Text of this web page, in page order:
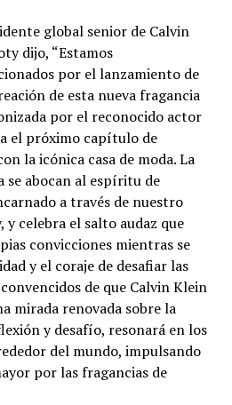
global senior de Calvin
dijo, “Estamos
por el lanzamiento de
de esta nueva fragancia
por el reconocido actor
el próximo capítulo de
la icónica casa de moda. La
se abocan al espíritu de
a través de nuestro
celebra el salto audaz que
convicciones mientras se
y el coraje de desafiar las
de que Calvin Klein
mirada renovada sobre la
y desafío, resonará en los
del mundo, impulsando
por las fragancias de